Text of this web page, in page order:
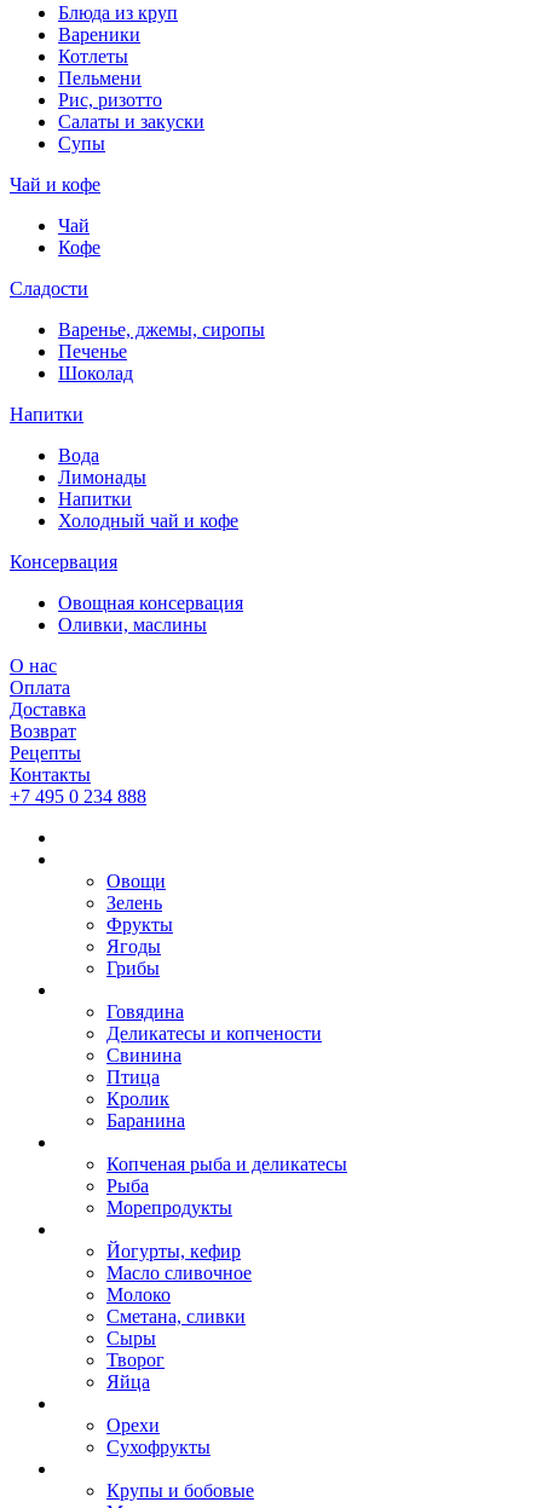
Блюда из круп
Вареники
Котлеты
Пельмени
Рис, ризотто
Салаты и закуски
Супы
Чай и кофе
Чай
Кофе
Сладости
Варенье, джемы, сиропы
Печенье
Шоколад
Напитки
Вода
Лимонады
Напитки
Холодный чай и кофе
Консервация
Овощная консервация
Оливки, маслины
О нас
Оплата
Доставка
Возврат
Рецепты
Контакты
+7 495 0 234 888
Овощи
Зелень
Фрукты
Ягоды
Грибы
Говядина
Деликатесы и копчености
Свинина
Птица
Кролик
Баранина
Копченая рыба и деликатесы
Рыба
Морепродукты
Йогурты, кефир
Масло сливочное
Молоко
Сметана, сливки
Сыры
Творог
Яйца
Орехи
Сухофрукты
Крупы и бобовые